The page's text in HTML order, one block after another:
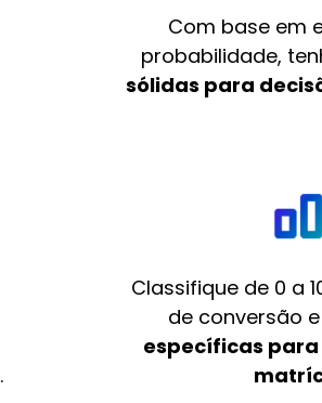
Com base em
probabilidade,
sólidas para
.
Classifique de 0 a
de conversão
específicas